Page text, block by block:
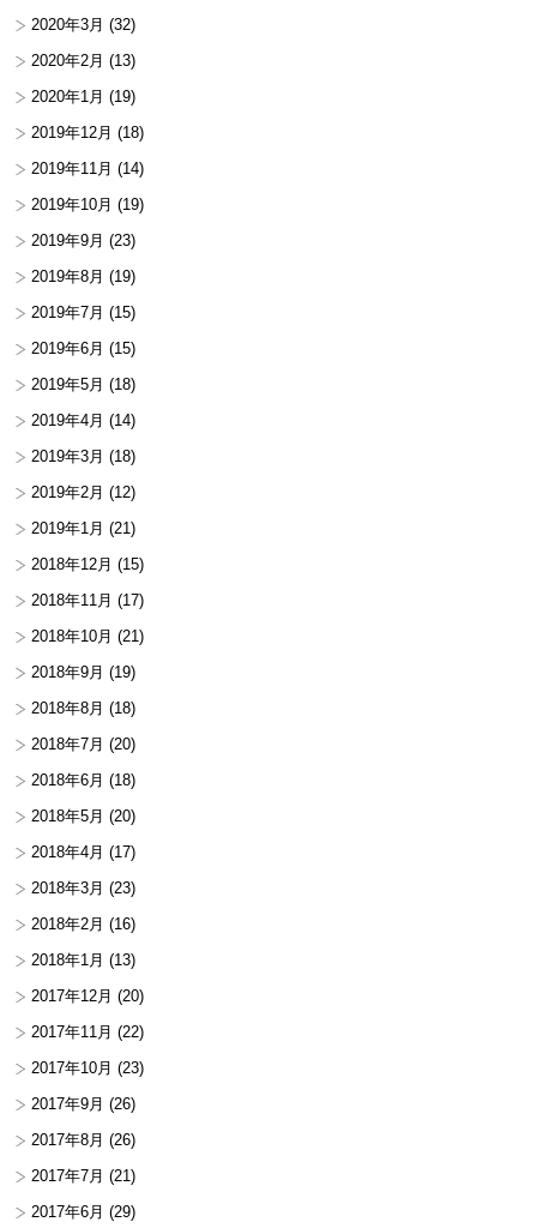
2020年3月 (32)
2020年2月 (13)
2020年1月 (19)
2019年12月 (18)
2019年11月 (14)
2019年10月 (19)
2019年9月 (23)
2019年8月 (19)
2019年7月 (15)
2019年6月 (15)
2019年5月 (18)
2019年4月 (14)
2019年3月 (18)
2019年2月 (12)
2019年1月 (21)
2018年12月 (15)
2018年11月 (17)
2018年10月 (21)
2018年9月 (19)
2018年8月 (18)
2018年7月 (20)
2018年6月 (18)
2018年5月 (20)
2018年4月 (17)
2018年3月 (23)
2018年2月 (16)
2018年1月 (13)
2017年12月 (20)
2017年11月 (22)
2017年10月 (23)
2017年9月 (26)
2017年8月 (26)
2017年7月 (21)
2017年6月 (29)